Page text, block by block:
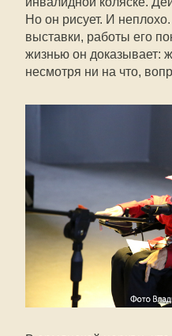
Но он рисует. И
выставки, работы его
жизнью он доказывает:
несмотря ни на что,